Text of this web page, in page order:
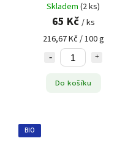
Skladem (2 ks)
65 Kč / ks
216,67 Kč / 100 g
Do košíku
BIO